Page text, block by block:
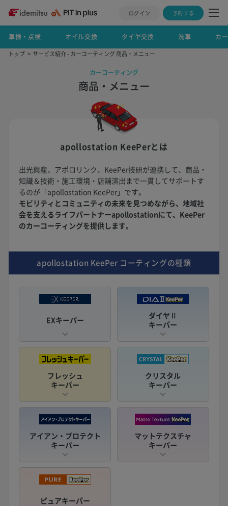
ログイン 予約する
車検・点検 オイル交換 タイヤ交換 洗車 カ
トップ サービス紹介 - カーコーティング 商品・メニュー
カーコーティング
商品・メニュー
apollostation KeePerとは
出光興産、アポロリンク、KeePer技研が連携して、商品・
知識＆技術・施工環境・店舗演出まで一貫してサポートす
るのが「apollostation KeePer」です。
モビリティとコミュニティの未来を見つめながら、地域社
会を支えるライフパートナーapollostationにて、KeePer
のカーコーティングを提供します。
apollostation KeePer コーティングの種類
EXキーパー
ダイヤⅡ
キーパー
フレッシュ
キーパー
クリスタル
キーパー
アイアン・プロテクト
キーパー
マットテクスチャ
キーパー
ピュアキーパー